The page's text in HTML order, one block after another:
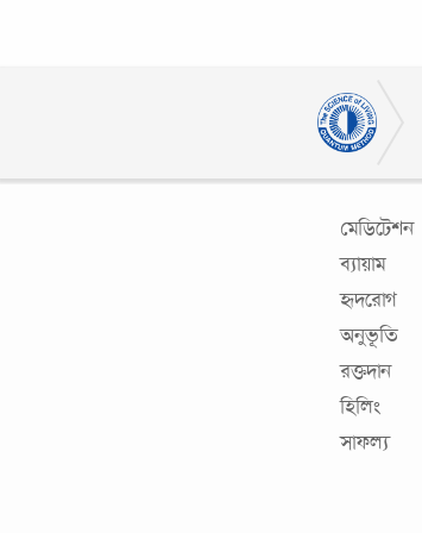
মেডিটেশন
ব্যায়াম
হৃদরোগ
অনুভূতি
রক্তদান
হিলিং
সাফল্য